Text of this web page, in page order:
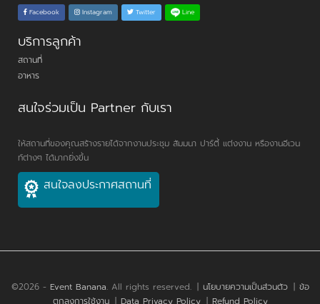
Facebook Instagram Twitter Line
บริการลูกค้า
สถานที่
อาหาร
สนใจร่วมเป็น Partner กับเรา
ให้สถานที่ของคุณสร้างรายได้จากงานประชุม สัมมนา ปาร์ตี้ แต่งงาน หรืองานอีเวน
ท์ต่างๆ ได้มากยิ่งขึ้น
สนใจลงประกาศสถานที่
©2026 - Event Banana. All rights reserved. | นโยบายความเป็นส่วนตัว | ข้อ
ตกลงการใช้งาน | Data Privacy Policy | Refund Policy